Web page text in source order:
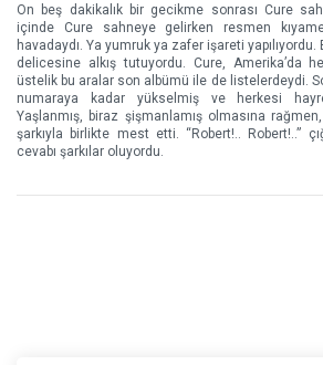
On beş dakikalık bir gecikme sonrası Cure
içinde Cure sahneye gelirken resmen
havadaydı. Ya yumruk ya zafer işareti
delicesine alkış tutuyordu. Cure, Amerika’da
üstelik bu aralar son albümü ile de listelerdeydi.
numaraya kadar yükselmiş ve herkesi
Yaşlanmış, biraz şişmanlamış olmasına
şarkıyla birlikte mest etti. “Robert!.. Robert!..”
cevabı şarkılar oluyordu.